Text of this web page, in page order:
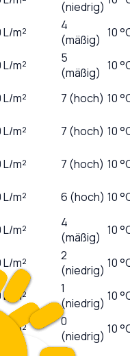
(niedrig)
L/m²
4
(mäßig) 10
L/m²
5
(mäßig) 10
L/m² 7 (hoch) 10
L/m² 7 (hoch) 10
L/m² 7 (hoch) 10
L/m² 6 (hoch) 10
L/m²
4
(mäßig) 10
L/m²
2
(niedrig) 10
L/m²
1
(niedrig) 10
L/m²
0
(niedrig) 10